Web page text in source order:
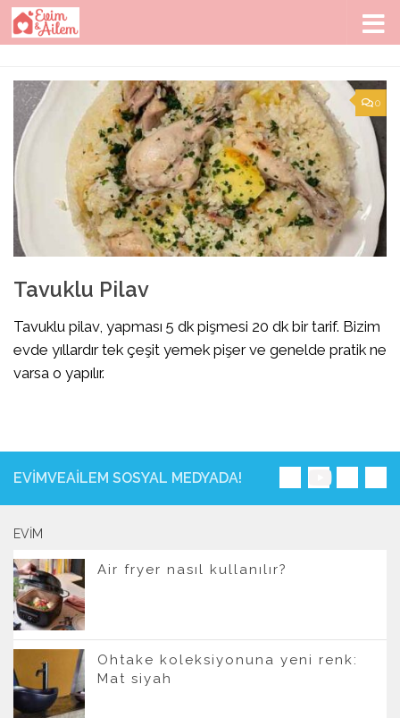
Skip to content
0
Tavuklu Pilav
Tavuklu pilav, yapması 5 dk pişmesi 20 dk bir tarif. Bizim
evde yıllardır tek çeşit yemek pişer ve genelde pratik ne
varsa o yapılır.
EVIMVEAILEM SOSYAL MEDYADA!
EVIM
Air fryer nasıl kullanılır?
Ohtake koleksiyonuna yeni renk:
Mat siyah